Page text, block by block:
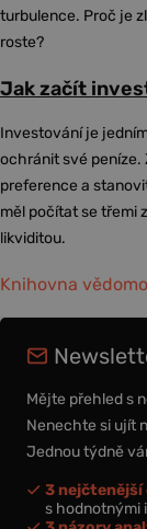
turbulence. Proč je
roste?
Jak začít
Investování je
ochránit své peníze.
preference a
měl počítat se třemi
likviditou.
Knihovna
Mějte přehled s
Nenechte si ujít
Jednou týdně
3 nejčtenější
s hodnotnými